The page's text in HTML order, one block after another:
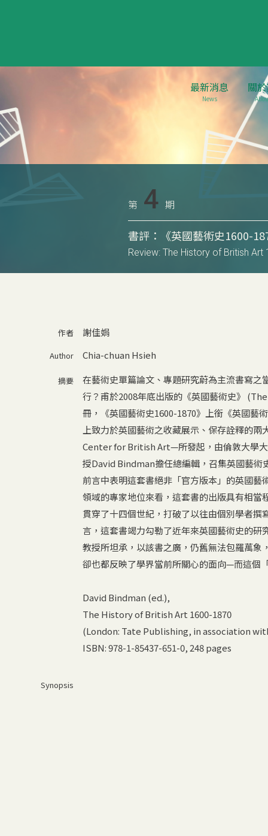
最新消息
News
關
第 4 期
書評：《英國藝術史1600-
Review: The History of British Art
作者 謝佳娟
Author Chia-chuan Hsieh
摘要
在藝術史單篇論文、專題研究蔚為主流書寫
行？甫於2008年底出版的《英國藝術史》
冊，《英國藝術史1600-1870》上銜《英國藝
上致力於英國藝術之收藏展示、保存詮釋的
Center for British Art—所發起，由倫敦大學
授David Bindman擔任總編輯，召集英國藝
前言中表明這套書絕非「官方版本」的英國
領域的專家地位來看，這套書的出版具有相
貫穿了十四個世紀，打破了以往由個別學者
言，這套書竭力勾勒了近年來英國藝術史的
教授所坦承，以該書之廣，仍舊無法包羅萬
卻也都反映了學界當前所關心的面向—而這個
David Bindman (ed.),
The History of British Art 1600-1870
(London: Tate Publishing, in association
ISBN: 978-1-85437-651-0, 248 pages
Synopsis